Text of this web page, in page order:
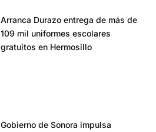
Arranca Durazo entrega de más de
109 mil uniformes escolares
gratuitos en Hermosillo
Gobierno de Sonora impulsa